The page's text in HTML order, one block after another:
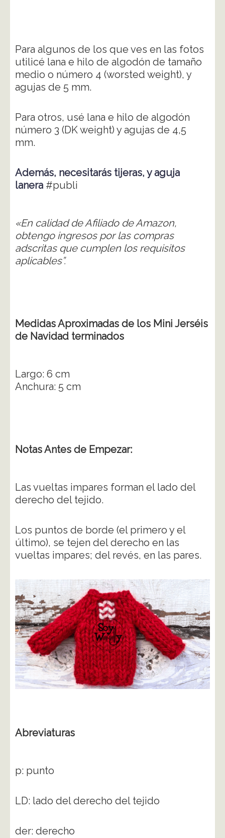
Para algunos de los que ves en las fotos
utilicé lana e hilo de algodón de tamaño
medio o número 4 (worsted weight), y
agujas de 5 mm.
Para otros, usé lana e hilo de algodón
número 3 (DK weight) y agujas de 4,5
mm.
Además, necesitarás tijeras, y aguja
lanera #publi
«En calidad de Afiliado de Amazon,
obtengo ingresos por las compras
adscritas que cumplen los requisitos
aplicables”.
Medidas Aproximadas de los Mini Jerséis
de Navidad terminados
Largo: 6 cm
Anchura: 5 cm
Notas Antes de Empezar:
Las vueltas impares forman el lado del
derecho del tejido.
Los puntos de borde (el primero y el
último), se tejen del derecho en las
vueltas impares; del revés, en las pares.
Abreviaturas
p: punto
LD: lado del derecho del tejido
der: derecho